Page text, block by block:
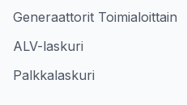
Generaattorit Toimialoittain
ALV-laskuri
Palkkalaskuri